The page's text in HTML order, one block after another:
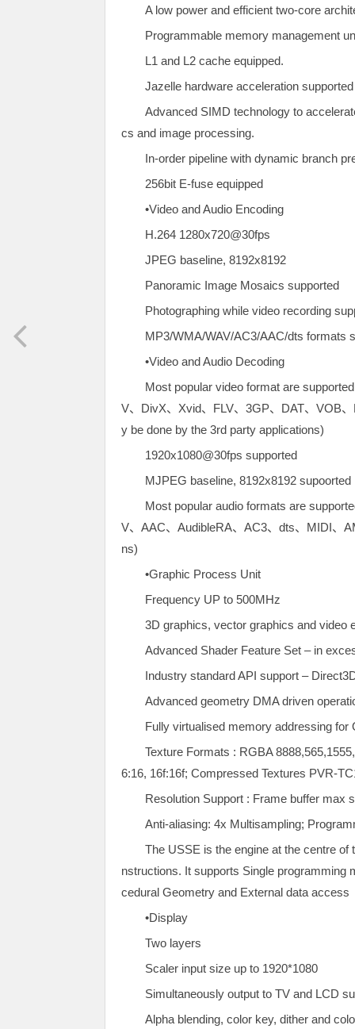
A low power and efficient two-core
Programmable memory management
L1 and L2 cache equipped.
Jazelle hardware acceleration supported
Advanced SIMD technology to
cs and image processing.
In-order pipeline with dynamic branch
256bit E-fuse equipped
•Video and Audio Encoding
H.264 1280x720@30fps
JPEG baseline, 8192x8192
Panoramic Image Mosaics supported
Photographing while video recording
MP3/WMA/WAV/AC3/AAC/dts formats
•Video and Audio Decoding
Most popular video format are
V、DivX、Xvid、FLV、3GP、DAT、VOB
y be done by the 3rd party applications)
1920x1080@30fps supported
MJPEG baseline, 8192x8192 supoorted
Most popular audio formats are
V、AAC、AudibleRA、AC3、dts、MIDI、
ns)
•Graphic Process Unit
Frequency UP to 500MHz
3D graphics, vector graphics and video
Advanced Shader Feature Set – in
Industry standard API support –
Advanced geometry DMA driven
Fully virtualised memory addressing
Texture Formats : RGBA
6:16, 16f:16f; Compressed Textures PVR-
Resolution Support : Frame buffer max
Anti-aliasing: 4x Multisampling;
The USSE is the engine at the centre
nstructions. It supports Single programming
cedural Geometry and External data access
•Display
Two layers
Scaler input size up to 1920*1080
Simultaneously output to TV and LCD
Alpha blending, color key, dither and